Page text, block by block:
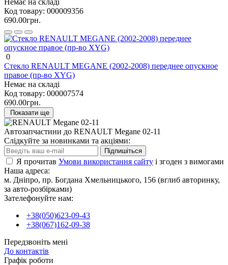
Код товару: 000009356
690.00грн.
0
Стекло RENAULT MEGANE (2002-2008) переднее опускное
правое (пр-во XYG)
Немає на складі
Код товару: 000007574
690.00грн.
Показати ще
Автозапчастини до RENAULT Megane 02-11
Слідкуйте за новинками та акціями:
Підпишіться
Я прочитав Умови використання сайту і згоден з вимогами
Наша адреса:
м. Дніпро, пр. Богдана Хмельницького, 156 (вглиб авторинку,
за авто-розбірками)
Зателефонуйте нам:
+38(050)623-09-43
+38(067)162-09-38
Передзвоніть мені
До контактів
Графік роботи